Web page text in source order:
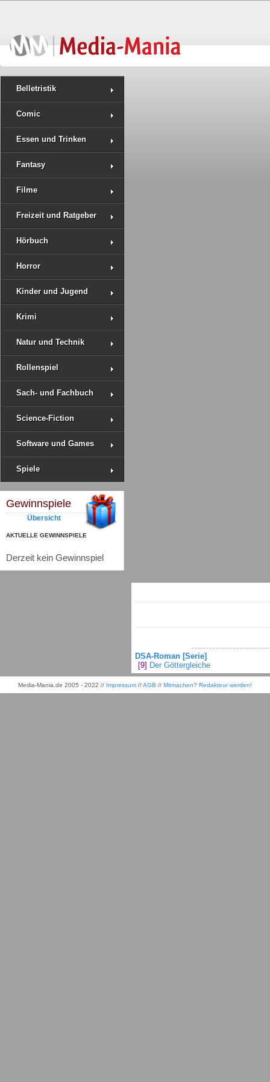
Belletristik
Comic
Essen und Trinken
Fantasy
Filme
Freizeit und Ratgeber
Hörbuch
Horror
Kinder und Jugend
Krimi
Natur und Technik
Rollenspiel
Sach- und Fachbuch
Science-Fiction
Software und Games
Spiele
Gewinnspiele
Übersicht
AKTUELLE GEWINNSPIELE
Derzeit kein Gewinnspiel
DSA-Roman [Serie]
[9] Der Göttergleiche
Media-Mania.de 2005 - 2022 // Impressum //AGB // Mitmachen? Redakteur werden!